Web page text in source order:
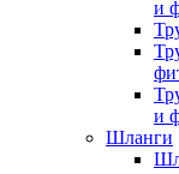
и
и
Шланги